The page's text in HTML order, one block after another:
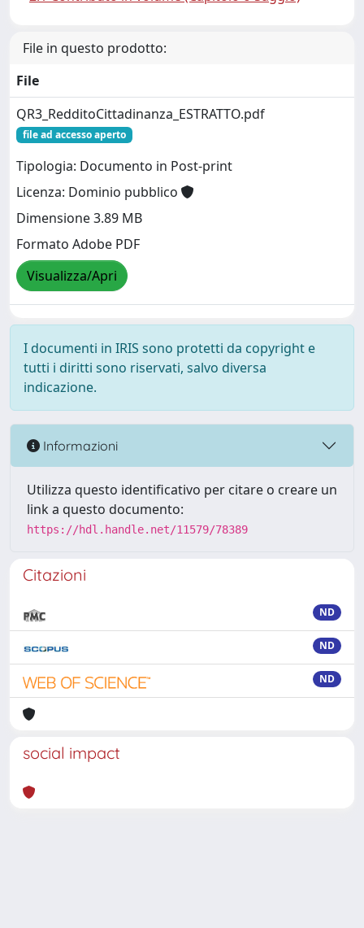
File in questo prodotto:
File
QR3_RedditoCittadinanza_ESTRATTO.pdf
file ad accesso aperto
Tipologia: Documento in Post-print
Licenza: Dominio pubblico
Dimensione 3.89 MB
Formato Adobe PDF
Visualizza/Apri
I documenti in IRIS sono protetti da copyright e
tutti i diritti sono riservati, salvo diversa
indicazione.
Informazioni
Utilizza questo identificativo per citare o creare un
link a questo documento:
https://hdl.handle.net/11579/78389
Citazioni
ND
ND
ND
social impact